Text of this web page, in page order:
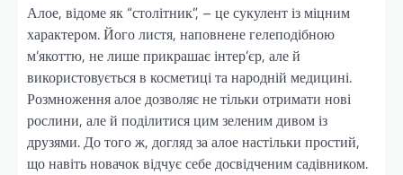
Алое, відоме як “столітник”, – це сукулент із міцним
характером. Його листя, наповнене гелеподібною
м’якоттю, не лише прикрашає інтер’єр, але й
використовується в косметиці та народній медицині.
Розмноження алое дозволяє не тільки отримати нові
рослини, але й поділитися цим зеленим дивом із
друзями. До того ж, догляд за алое настільки простий,
що навіть новачок відчує себе досвідченим садівником.